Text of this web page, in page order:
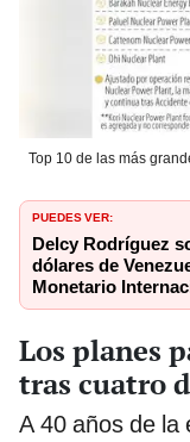
Top 10 de las más
PUEDES VER:
Delcy Rodríguez
dólares de
Monetario
Los planes
tras cuatro
A 40 años de la